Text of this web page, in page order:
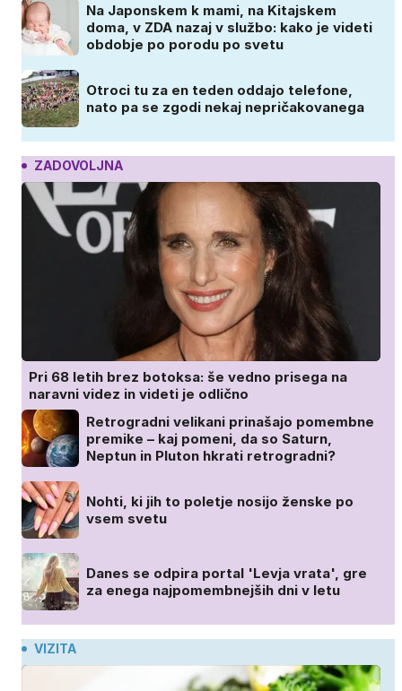
Na Japonskem k mami, na Kitajskem
doma, v ZDA nazaj v službo: kako je videti
obdobje po porodu po svetu
Otroci tu za en teden oddajo telefone,
nato pa se zgodi nekaj nepričakovanega
ZADOVOLJNA
Pri 68 letih brez botoksa: še vedno prisega na
naravni videz in videti je odlično
Retrogradni velikani prinašajo pomembne
premike – kaj pomeni, da so Saturn,
Neptun in Pluton hkrati retrogradni?
Nohti, ki jih to poletje nosijo ženske po
vsem svetu
Danes se odpira portal 'Levja vrata', gre
za enega najpomembnejših dni v letu
VIZITA